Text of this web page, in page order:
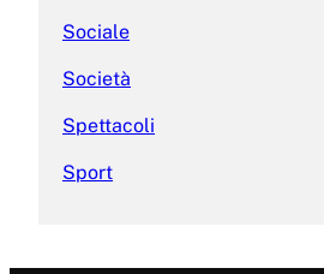
Sociale
Società
Spettacoli
Sport